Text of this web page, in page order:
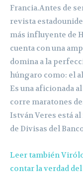
Francia.Antes de
revista
más influyente de
cuenta con una
domina a la
húngaro como: el
Es una aficionada
corre maratones
István Veres está
de Divisas del
Leer también
contar la verdad del